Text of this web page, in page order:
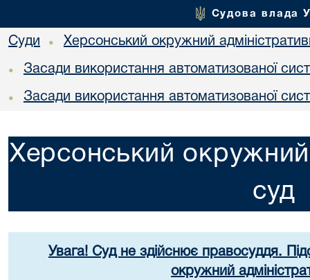
Судова влада
Суди • Херсонський окружний
• Засади використання автоматизованої
• Засади використання автоматизованої
Херсонський окружний
суд
Увага! Суд не здійснює правосуддя.
окружний